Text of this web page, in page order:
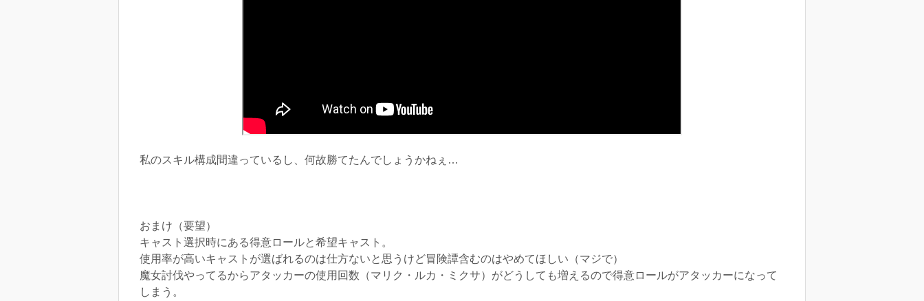
私のスキル構成間違っているし、何故勝てたんでしょうかねぇ…
おまけ（要望）
キャスト選択時にある得意ロールと希望キャスト。
使用率が高いキャストが選ばれるのは仕方ないと思うけど冒険譚含むのはやめてほしい（マジで）
魔女討伐やってるからアタッカーの使用回数（マリク・ルカ・ミクサ）がどうしても増えるので得意ロールがアタッカーになって
しまう。